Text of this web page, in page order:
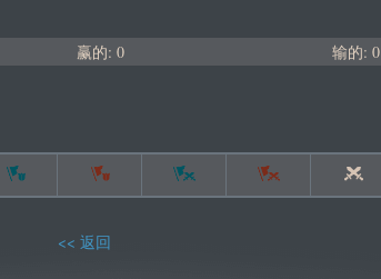
赢的: 0 输的: 0
返回